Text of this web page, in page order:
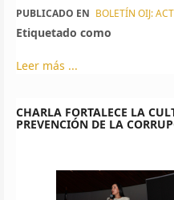
PUBLICADO EN BOLETÍN OIJ:
Etiquetado como
Leer más ...
CHARLA FORTALECE LA
PREVENCIÓN DE LA